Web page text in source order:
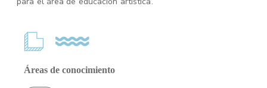
Áreas de conocimiento